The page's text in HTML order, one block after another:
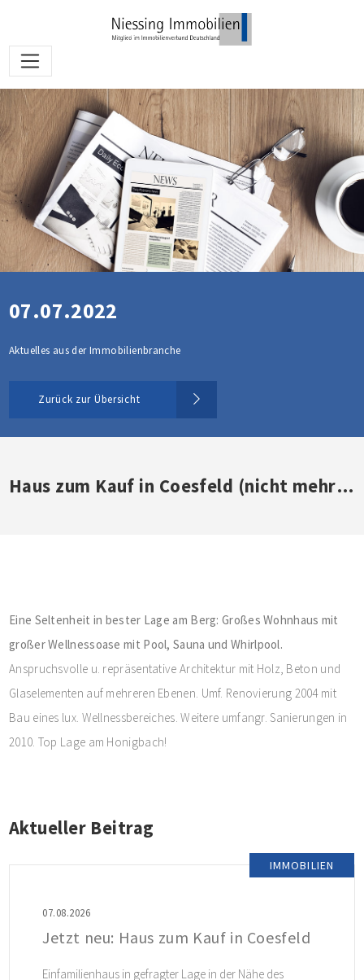
07.07.2022
Aktuelles aus der Immobilienbranche
Zurück zur Übersicht
Haus zum Kauf in Coesfeld (nicht mehr verfügbar)
Eine Seltenheit in bester Lage am Berg: Großes Wohnhaus mit
großer Wellnessoase mit Pool, Sauna und Whirlpool.
Anspruchsvolle u. repräsentative Architektur mit Holz, Beton und
Glaselementen auf mehreren Ebenen. Umf. Renovierung 2004 mit
Bau eines lux. Wellnessbereiches. Weitere umfangr. Sanierungen in
2010. Top Lage am Honigbach!
Aktueller Beitrag
IMMOBILIEN
07.08.2026
Jetzt neu: Haus zum Kauf in Coesfeld
Einfamilienhaus in gefragter Lage in der Nähe des